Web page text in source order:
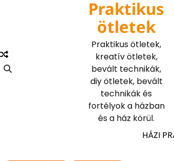
Praktikus
ötletek
Praktikus ötletek,
kreatív ötletek,
bevált technikák,
diy ötletek, bevált
technikák és
fortélyok a házban
és a ház körül.
HÁZI